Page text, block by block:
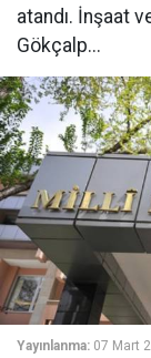
atandı. İnşaat
Gökçalp...
Yayınlanma: 07 Mart